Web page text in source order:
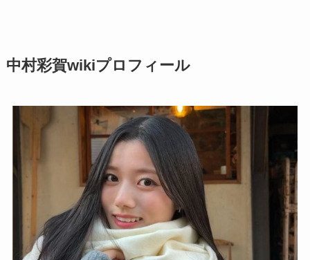
中村彩賀wikiプロフィール